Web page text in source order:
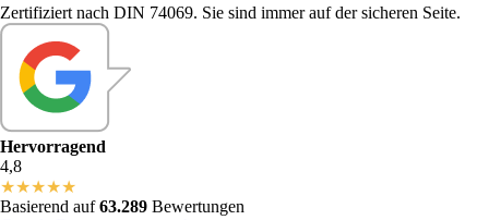
Zertifiziert nach DIN 74069. Sie sind immer auf der sicheren Seite.
Hervorragend
4,8
★★★★★
Basierend auf63.289 Bewertungen